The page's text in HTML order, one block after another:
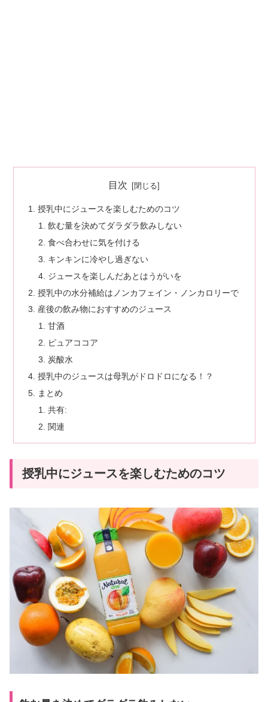
目次
授乳中にジュースを楽しむためのコツ
飲む量を決めてダラダラ飲みしない
食べ合わせに気を付ける
キンキンに冷やし過ぎない
ジュースを楽しんだあとはうがいを
授乳中の水分補給はノンカフェイン・ノンカロリーで
産後の飲み物におすすめのジュース
甘酒
ピュアココア
炭酸水
授乳中のジュースは母乳がドロドロになる！？
まとめ
共有:
関連
授乳中にジュースを楽しむためのコツ